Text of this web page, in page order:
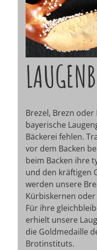
Brezel, Brezn oder
bayerische
Bäckerei fehlen.
vor dem Backen
beim Backen ihre
und den kräftigen
werden unsere
Kürbiskernen
Für ihre
erhielt unsere
die Goldmedaille
Brotinstituts.